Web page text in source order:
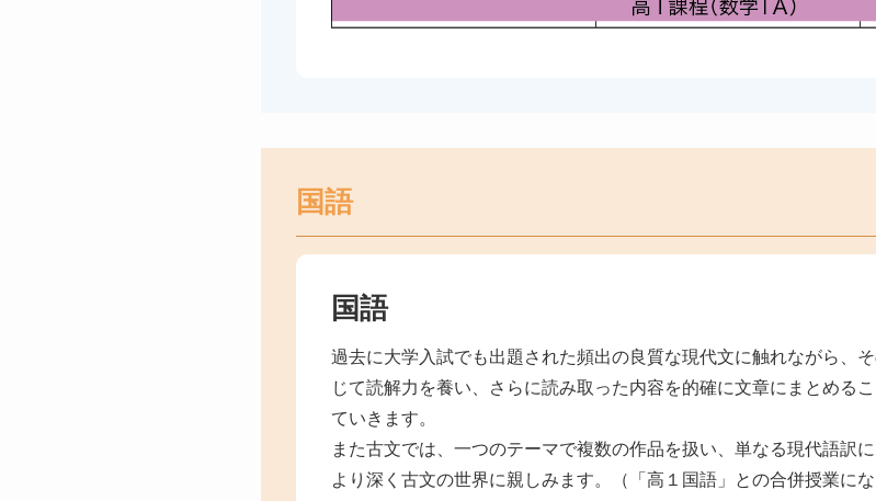
国語
国語
過去に大学入試でも出題された頻出の良質な現代文に触れながら、
じて読解力を養い、さらに読み取った内容を的確に文章にまとめる
ていきます。
また古文では、一つのテーマで複数の作品を扱い、単なる現代語訳
より深く古文の世界に親しみます。（「高１国語」との合併授業にな